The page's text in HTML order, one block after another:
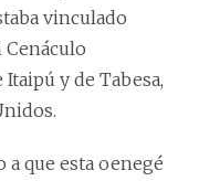
vinculado
y de Tabesa,
que esta oenegé